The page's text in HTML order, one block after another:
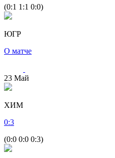
(0:1 1:1 0:0)
ЮГР
О матче
23 Май
ХИМ
0:3
(0:0 0:0 0:3)